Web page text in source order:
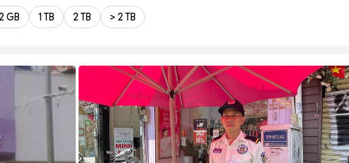
GB 1 TB 2 TB > 2 TB